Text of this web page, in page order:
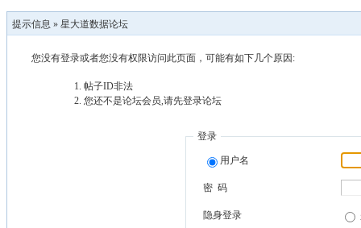
提示信息 » 星大道数据论坛
您没有登录或者您没有权限访问此页面，可能有如下几个原因:
帖子ID非法
您还不是论坛会员,请先登录论坛
登录
用户名
密 码
隐身登录